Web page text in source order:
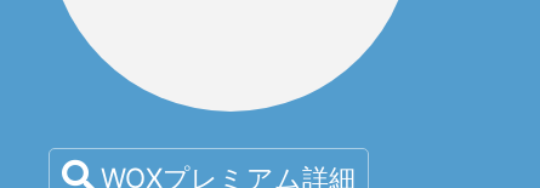
WOXプレミアム詳細